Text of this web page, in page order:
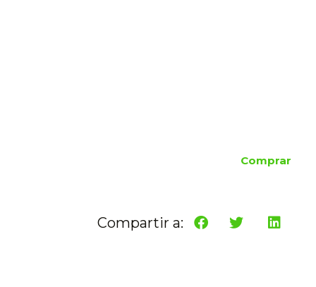
Comprar
Compartir a: